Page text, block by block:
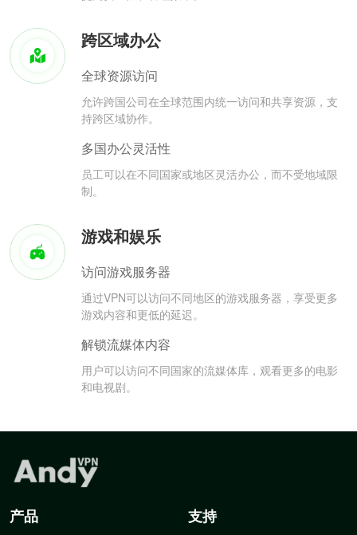
跨区域办公
全球资源访问
允许跨国公司在全球范围内统一访问和共享资源，支
持跨区域协作。
多国办公灵活性
员工可以在不同国家或地区灵活办公，而不受地域限
制。
游戏和娱乐
访问游戏服务器
通过VPN可以访问不同地区的游戏服务器，享受更多
游戏内容和更低的延迟。
解锁流媒体内容
用户可以访问不同国家的流媒体库，观看更多的电影
和电视剧。
产品 支持